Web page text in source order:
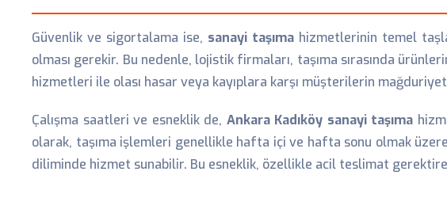
Güvenlik ve sigortalama ise, sanayi taşımahizmetlerinin temel
olması gerekir. Bu nedenle, lojistik firmaları, taşıma sırasında
hizmetleri ile olası hasar veya kayıplara karşı müşterilerin
Çalışma saatleri ve esneklik de, Ankara Kadıköy sanayi taşıma
olarak, taşıma işlemleri genellikle hafta içi ve hafta sonu olmak
diliminde hizmet sunabilir. Bu esneklik, özellikle acil teslimat